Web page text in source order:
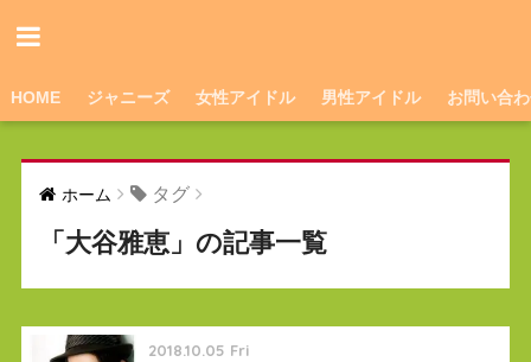
HOME ジャニーズ 女性アイドル 男性アイドル お問い合
ホーム タグ
「大谷雅恵」の記事一覧
2018.10.05 Fri